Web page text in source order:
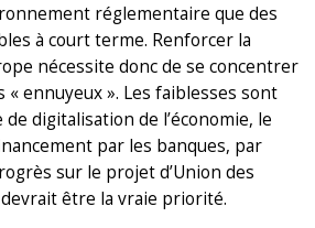
réglementaire que des
à court terme. Renforcer la
nécessite donc de se concentrer
ennuyeux ». Les faiblesses sont
digitalisation de l’économie, le
par les banques, par
sur le projet d’Union des
être la vraie priorité.